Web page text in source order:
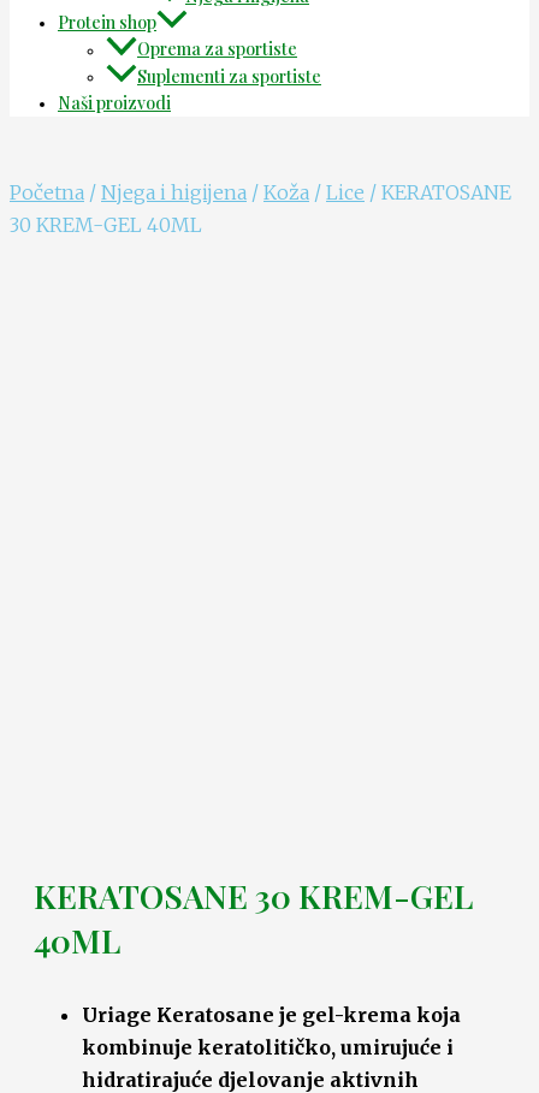
Protein shop
Oprema za sportiste
Suplementi za sportiste
Naši proizvodi
Početna / Njega i higijena / Koža / Lice / KERATOSANE
30 KREM-GEL 40ML
KERATOSANE 30 KREM-GEL
40ML
Uriage Keratosane je gel-krema koja
kombinuje keratolitičko, umirujuće i
hidratirajuće djelovanje aktivnih